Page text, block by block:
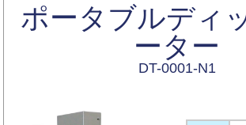
ポータブルディ
ーター
DT-0001-N1